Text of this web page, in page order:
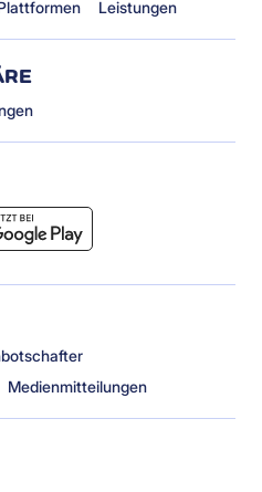
Leistungen
Medienmitteilungen